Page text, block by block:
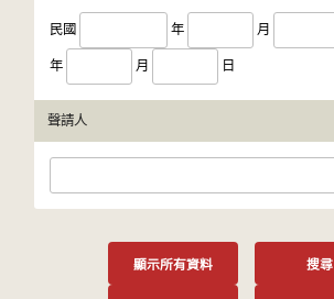
民國 年 月
年 月 日
聲請人
顯示所有資料 搜尋